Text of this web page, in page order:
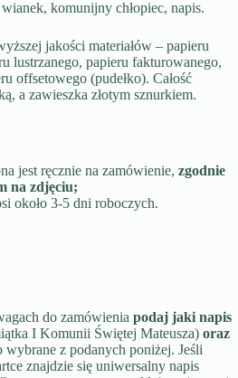
komunijny chłopiec, napis.
jakości materiałów – papieru
lustrzanego, papieru fakturowanego,
offsetowego (pudełko). Całość
a zawieszka złotym sznurkiem.
jest ręcznie na zamówienie, zgodnie
na zdjęciu;
około 3-5 dni roboczych.
do zamówienia podaj jaki napis
I Komunii Świętej Mateusza) oraz
wybrane z podanych poniżej. Jeśli
znajdzie się uniwersalny napis